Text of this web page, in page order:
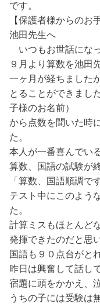
です。
【保護者様からのお
池田先生へ
いつもお世話にな
９月より算数を池田
一ヶ月が経ちました
とることができまし
子様のお名前）
から点数を聞いた時
た。
本人が一番喜んでい
算数、国語の試験が
「算数、国語順調で
テスト中にこのよう
た。
計算ミスもほとんど
発揮できたのだと思
国語も９０点台がと
昨日は興奮して話し
宿題に頭をかかえ、
うちの子には受験は